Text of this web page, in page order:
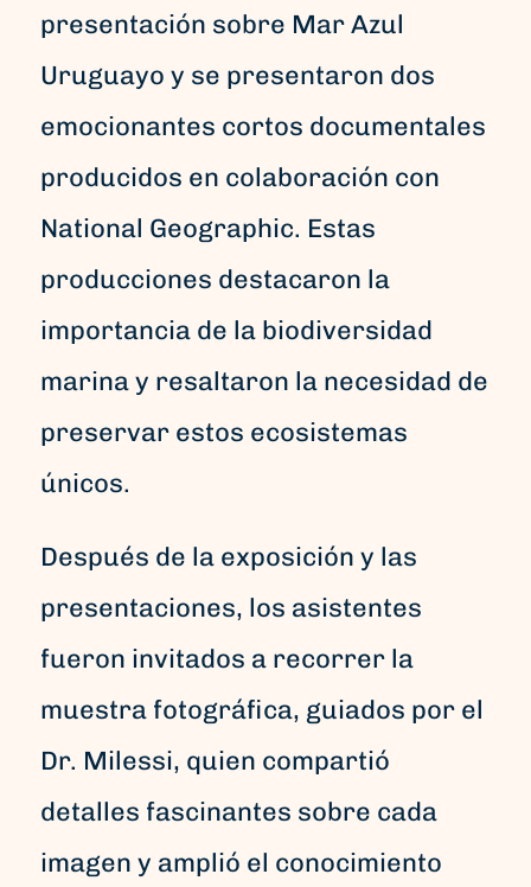
presentación sobre Mar Azul
Uruguayo y se presentaron dos
emocionantes cortos documentales
producidos en colaboración con
National Geographic. Estas
producciones destacaron la
importancia de la biodiversidad
marina y resaltaron la necesidad de
preservar estos ecosistemas
únicos.
Después de la exposición y las
presentaciones, los asistentes
fueron invitados a recorrer la
muestra fotográfica, guiados por el
Dr. Milessi, quien compartió
detalles fascinantes sobre cada
imagen y amplió el conocimiento